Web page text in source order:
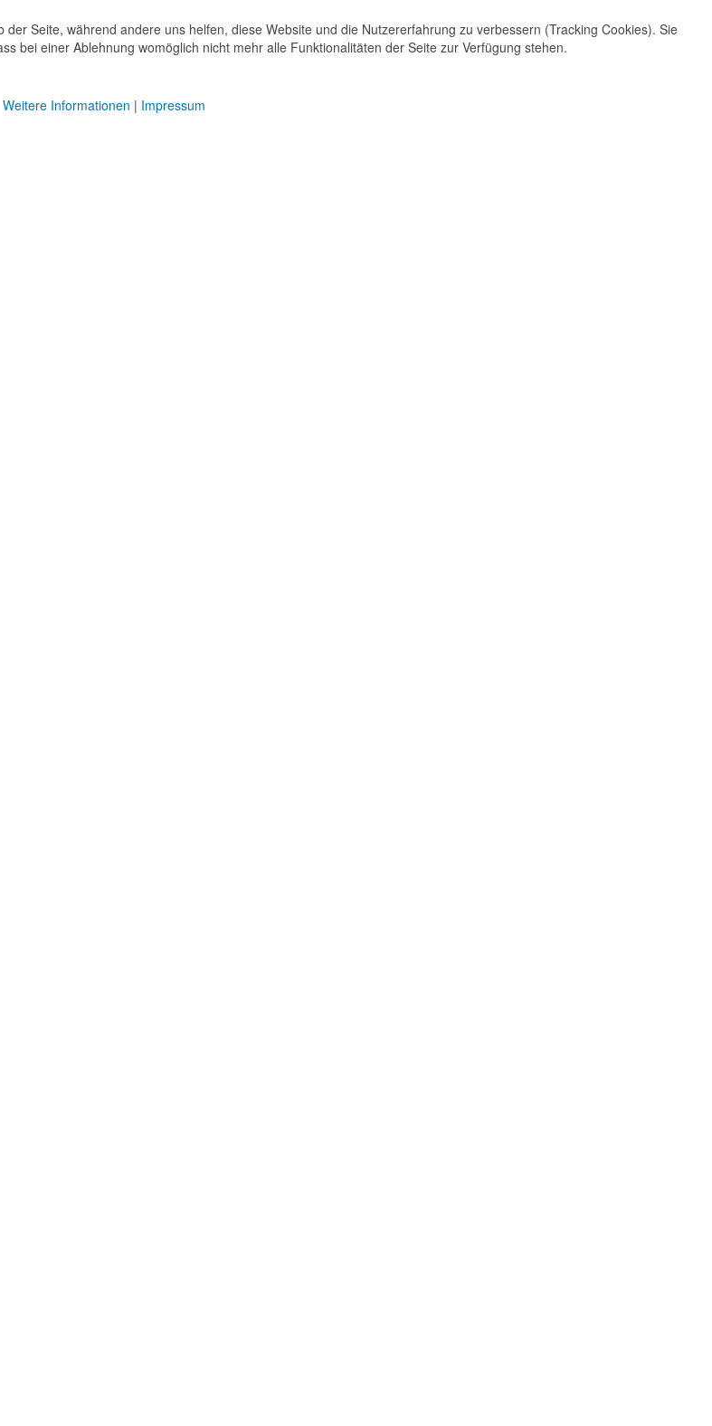
Seite, während andere uns helfen, diese Website und die Nutzererfahrung zu verbessern (Tracking Cookies). Sie
bei einer Ablehnung womöglich nicht mehr alle Funktionalitäten der Seite zur Verfügung stehen.
Weitere Informationen | Impressum